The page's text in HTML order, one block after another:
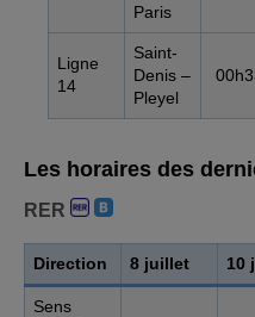
Paris
Ligne
14
Saint-
Denis –
Pleyel
Les horaires des
RER
Direction 8 juillet 10
Sens